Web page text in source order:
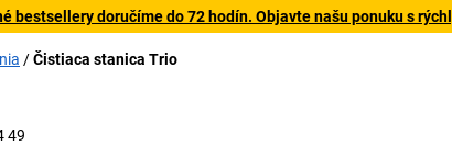
bestsellery doručíme do 72 hodín. Objavte našu ponuku s
Čistiaca stanica Trio
49